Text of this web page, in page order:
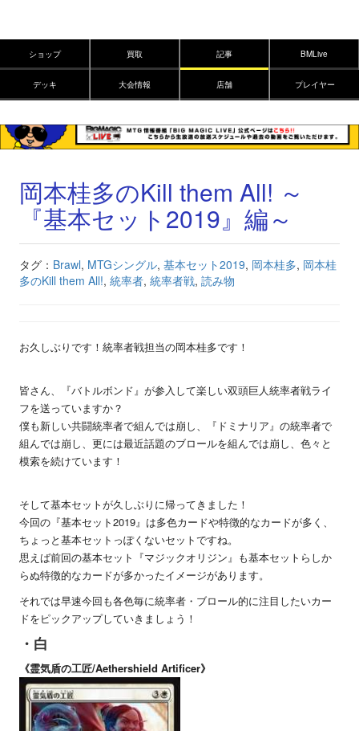
ショップ 買取 記事 BMLive
デッキ 大会情報 店舗 プレイヤー
岡本桂多のKill them All! ～
『基本セット2019』編～
タグ： Brawl, MTGシングル, 基本セット2019, 岡本桂多, 岡本桂
多のKill them All!, 統率者, 統率者戦, 読み物
お久しぶりです！統率者戦担当の岡本桂多です！
皆さん、『バトルボンド』が参入して楽しい双頭巨人統率者戦ライ
フを送っていますか？
僕も新しい共闘統率者で組んでは崩し、『ドミナリア』の統率者で
組んでは崩し、更には最近話題のブロールを組んでは崩し、色々と
模索を続けています！
そして基本セットが久しぶりに帰ってきました！
今回の『基本セット2019』は多色カードや特徴的なカードが多く、
ちょっと基本セットっぽくないセットですね。
思えば前回の基本セット『マジックオリジン』も基本セットらしか
らぬ特徴的なカードが多かったイメージがあります。
それでは早速今回も各色毎に統率者・ブロール的に注目したいカー
ドをピックアップしていきましょう！
・白
《霊気盾の工匠/Aethershield Artificer》